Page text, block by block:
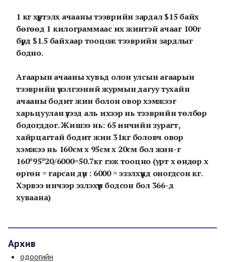
1 кг хүртэлх ачааны тээврийн зардал $15 байх
бөгөөд 1 килограммаас их жинтэй ачааг 100г
бүрд $1.5 байхаар тооцож тээврийн зардлыг
бодно.
Агаарын ачааны хувьд олон улсын агаарын
тээврийн үнэлгээний журмын дагуу тухайн
ачааны бодит жин болон овор хэмжээг
харьцуулан үзээд аль ихээр нь тээврийн төлбөр
бодогддог. Жишээ нь: 65 инчийн зурагт,
хайрцагтай бодит жин 31кг боловч овор
хэмжээ нь 160см x 95см x 20см бол жин-г
160*95*20/6000=50.7кг гэж тооцно (урт x өндөр x
өргөн = гарсан дүн : 6000 = эзэлхүүнд оногдсон кг.
Хэрвээ инчээр эзлэхүүн бодсон бол 366-д
хуваана)
Архив
одоогийн